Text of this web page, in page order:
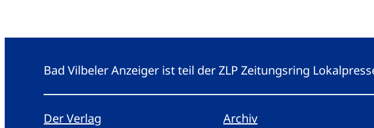
Bad Vilbeler Anzeiger ist teil der ZLP Zeitungsring
Der Verlag Archiv